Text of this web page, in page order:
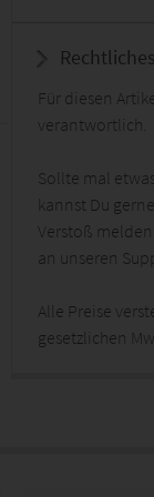
Rechtliches
Für diesen
verantwortlich.
Sollte mal
kannst Du gerne
Verstoß
an unseren
Alle Preise
gesetzlichen